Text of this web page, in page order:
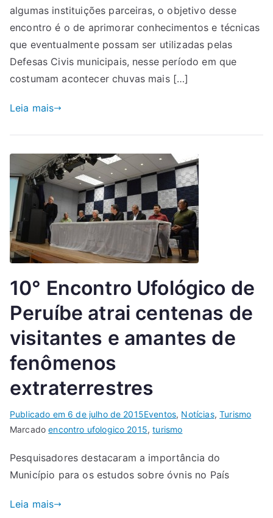
algumas instituições parceiras, o objetivo desse
encontro é o de aprimorar conhecimentos e técnicas
que eventualmente possam ser utilizadas pelas
Defesas Civis municipais, nesse período em que
costumam acontecer chuvas mais […]
Leia mais
10° Encontro Ufológico de
Peruíbe atrai centenas de
visitantes e amantes de
fenômenos
extraterrestres
Publicado em 6 de julho de 2015Eventos, Notícias,Turismo
Marcadoencontro ufologico 2015,turismo
Pesquisadores destacaram a importância do
Município para os estudos sobre óvnis no País
Leia mais